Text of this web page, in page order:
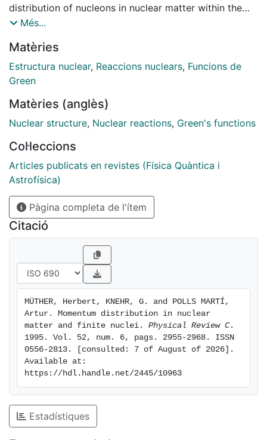
distribution of nucleons in nuclear matter within the
framework of the Greens function approach. The
single-particle Greens function for a correlated
system. The reliability of this method is established by
comparing its results to those obtained in more
momentum distribution on the nucleon-nucleon
interaction and the nuclear density is studied. The
derived from those in nuclear matter using a local-
density approximation. These results are compared to
those obtained directly for light nuclei like 16O.
Més...
Matèries
Estructura nuclear, Reaccions nuclears, Funcions de
Green
Matèries (anglès)
Nuclear structure, Nuclear reactions, Green's functions
Col·leccions
Articles publicats en revistes (Física Quàntica i
Astrofísica)
Pàgina completa de l'ítem
Citació
MÜTHER, Herbert, KNEHR, G. and POLLS MARTÍ,
Artur. Momentum distribution in nuclear
matter and finite nuclei. Physical Review C .
1995. Vol. 52, num. 6, pags. 2955-2968. ISSN
0556-2813. [consulted: 7 of August of 2026].
Available at:
https://hdl.handle.net/2445/10963
Estadístiques